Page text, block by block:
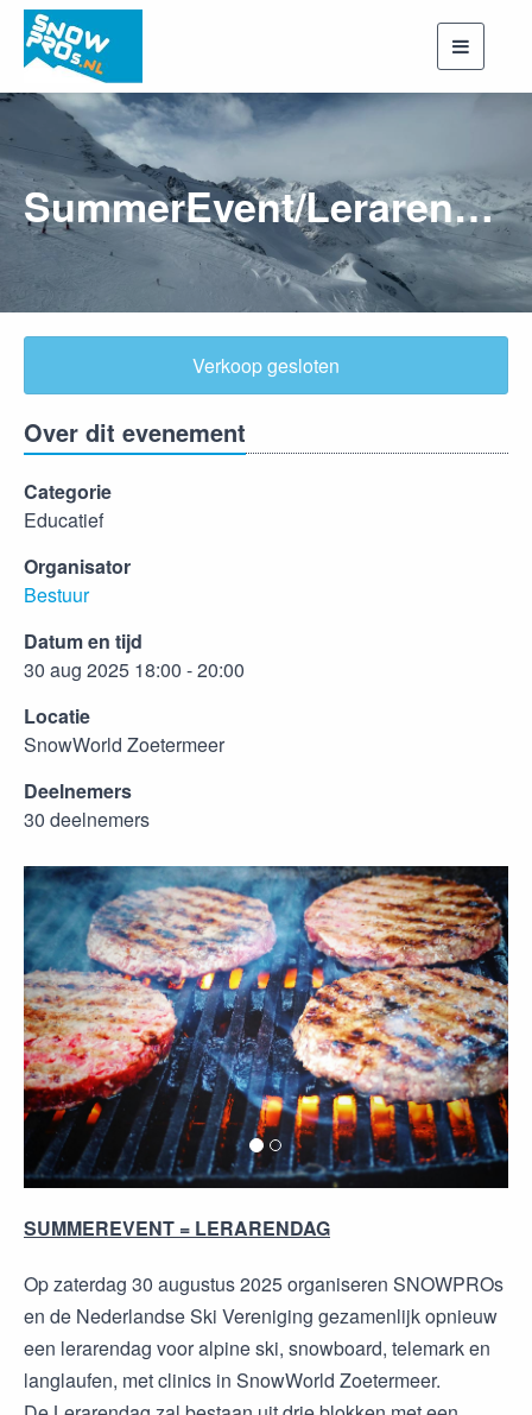
Toggle
SummerEvent/Lerarendag - deelname BBQ 2025
Verkoop gesloten
Over dit evenement
Categorie
Educatief
Organisator
Bestuur
Datum en tijd
30 aug 2025 18:00 - 20:00
Locatie
SnowWorld Zoetermeer
Deelnemers
30 deelnemers
SUMMEREVENT = LERARENDAG
Op zaterdag 30 augustus 2025 organiseren SNOWPROs
en de Nederlandse Ski Vereniging gezamenlijk opnieuw
een lerarendag voor alpine ski, snowboard, telemark en
langlaufen, met clinics in SnowWorld Zoetermeer.